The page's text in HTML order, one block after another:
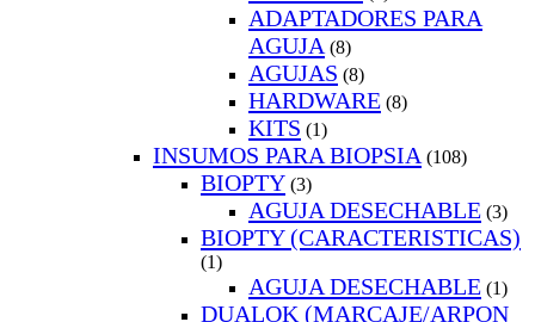
ADAPTADORES PARA
AGUJA (8)
AGUJAS (8)
HARDWARE (8)
KITS (1)
INSUMOS PARA BIOPSIA (108)
BIOPTY (3)
AGUJA DESECHABLE (3)
BIOPTY (CARACTERISTICAS)
(1)
AGUJA DESECHABLE (1)
DUALOK (MARCAJE/ARPON